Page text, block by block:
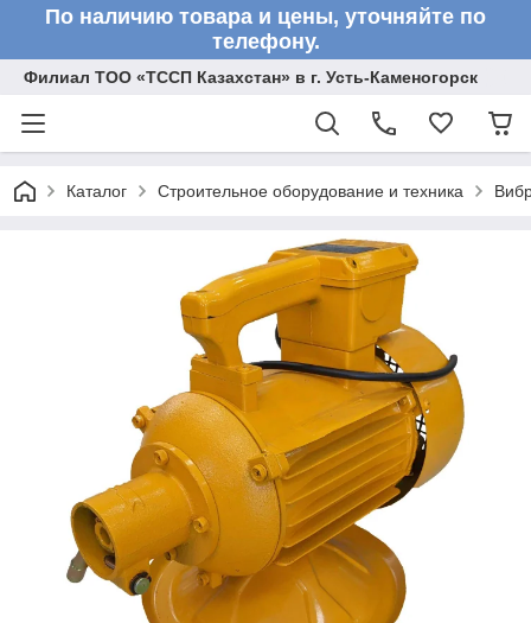
По наличию товара и цены, уточняйте по
телефону.
Филиал ТОО «ТССП Казахстан» в г. Усть-Каменогорск
Каталог Строительное оборудование и техника